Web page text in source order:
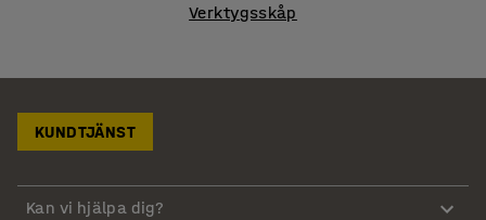
Verktygsskåp
KUNDTJÄNST
Kan vi hjälpa dig?